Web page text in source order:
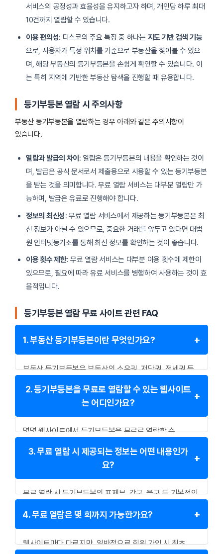
서비스의 공정성과 효율성을 유지하고자 하며, 개인당 하루 최대
10건까지 열람할 수 있습니다.
이용 편의성: 디스코의 주요 특징 중 하나는 지도 기반 검색 기능
으로, 사용자가 특정 위치를 기준으로 부동산을 찾아볼 수 있으
며, 해당 부동산의 등기부등본을 손쉽게 확인할 수 있습니다. 이
는 특히 지역에 기반한 부동산 탐색을 진행할 때 유용합니다.
등기부등본 열람 시 주의사항
부동산 등기부등본을 열람하는 경우 아래와 같은 주의사항이
있습니다.
열람과 발급의 차이 : 열람은 등기부등본의 내용을 확인하는 것이
며, 발급은 공식 문서로서 제출용으로 사용할 수 있는 등기부등본
을 받는 것을 의미합니다. 무료 열람 서비스는 대부분 열람만 가
능하며, 발급은 유료로 진행해야 합니다.
정보의 최신성: 무료 열람 서비스에서 제공하는 등기부등본은 최
신 정보가 아닐 수 있으므로, 중요한 거래를 앞두고 있다면 대법
원 인터넷등기소를 통해 최신 정보를 확인하는 것이 좋습니다.
이용 횟수 제한: 무료 열람 서비스는 대부분 이용 횟수에 제한이
있으므로, 필요에 따라 유료 서비스를 병행하여 사용하는 것이 효
율적입니다.
등기부등본 열람 무료 사이트 관련 FAQ
1. 부동산 등기부등본이란 무엇인가요?
부동산 등기부등본은 부동산의 소유권, 저당권, 전세권 등
권리 변동 사항을 확인할 수 있는 문서입니다.
2. 등기부등본을 무료로 열람할 수 있는 웹사이트
는 어디인가요?
몇몇 웹사이트에서 등기부등본을 무료로 열람할 수
(DISCO), 아실(아파트 실거래) 등이 있습니다.
3. 무료 열람 시 제공되는 정보는 어떤 내용인가
요?
무료 열람 시 등기부등본의 표제부, 갑구, 을구 등 기본적인
등의 권리 관계를 파악할 수 있습니다.
4. 무료 열람은 몇 회까지 가능한가요?
웹사이트마다 다르지만, 일반적으로 회원 가입 시 최초